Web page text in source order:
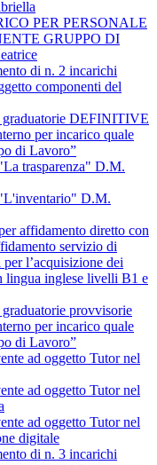
PER PERSONALE
GRUPPO DI
di n. 2 incarichi
componenti del
graduatorie DEFINITIVE
per incarico quale
di Lavoro”
trasparenza" D.M.
D.M.
affidamento diretto con
servizio di
l’acquisizione dei
lingua inglese livelli B1 e
provvisorie
per incarico quale
di Lavoro”
ad oggetto Tutor nel
ad oggetto Tutor nel
ad oggetto Tutor nel
digitale
di n. 3 incarichi